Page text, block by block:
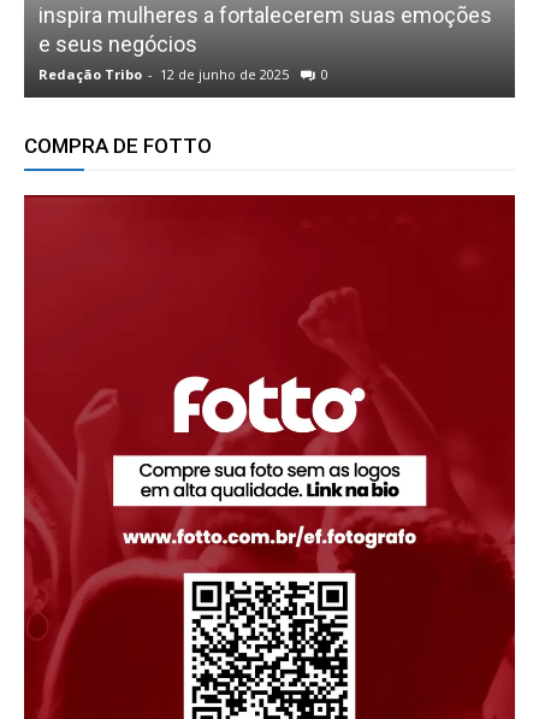
Instituto Fama Marketing e Pesquisa .
Destaques de 2019
Redação Tribo - 1 de fevereiro de 2020
COMPRA DE FOTTO